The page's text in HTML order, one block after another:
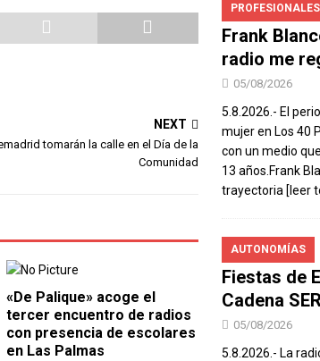
NEXT
tomarán la calle en el Día de la
Comunidad
«De Palique» acoge el
tercer encuentro de radios
con presencia de escolares
en Las Palmas
PROFESIONALES
Frank
radio me
05/08/2026
5.8.2026.- El
mujer en Los 40
con un medio
13 años.Frank
trayectoria [leer
AUTONOMÍAS
Fiestas de
Cadena
05/08/2026
5.8.2026.- La